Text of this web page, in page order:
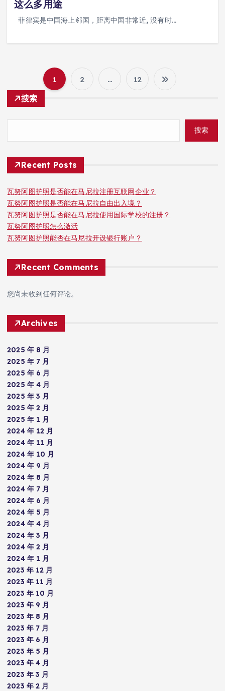
这么多用途
菲律宾是中国海上邻国，距离中国非常近, 没有时…
文
章
分
1 2 … 12
搜索
搜索
Recent Posts
瓦努阿图护照是否能在马尼拉注册互联网企业？
瓦努阿图护照是否能在马尼拉自由出入境？
瓦努阿图护照是否能在马尼拉使用国际学校的注册？
瓦努阿图护照怎么激活
瓦努阿图护照能否在马尼拉开设银行账户？
Recent Comments
您尚未收到任何评论。
Archives
2025 年 8 月
2025 年 7 月
2025 年 6 月
2025 年 4 月
2025 年 3 月
2025 年 2 月
2025 年 1 月
2024 年 12 月
2024 年 11 月
2024 年 10 月
2024 年 9 月
2024 年 8 月
2024 年 7 月
2024 年 6 月
2024 年 5 月
2024 年 4 月
2024 年 3 月
2024 年 2 月
2024 年 1 月
2023 年 12 月
2023 年 11 月
2023 年 10 月
2023 年 9 月
2023 年 8 月
2023 年 7 月
2023 年 6 月
2023 年 5 月
2023 年 4 月
2023 年 3 月
2023 年 2 月